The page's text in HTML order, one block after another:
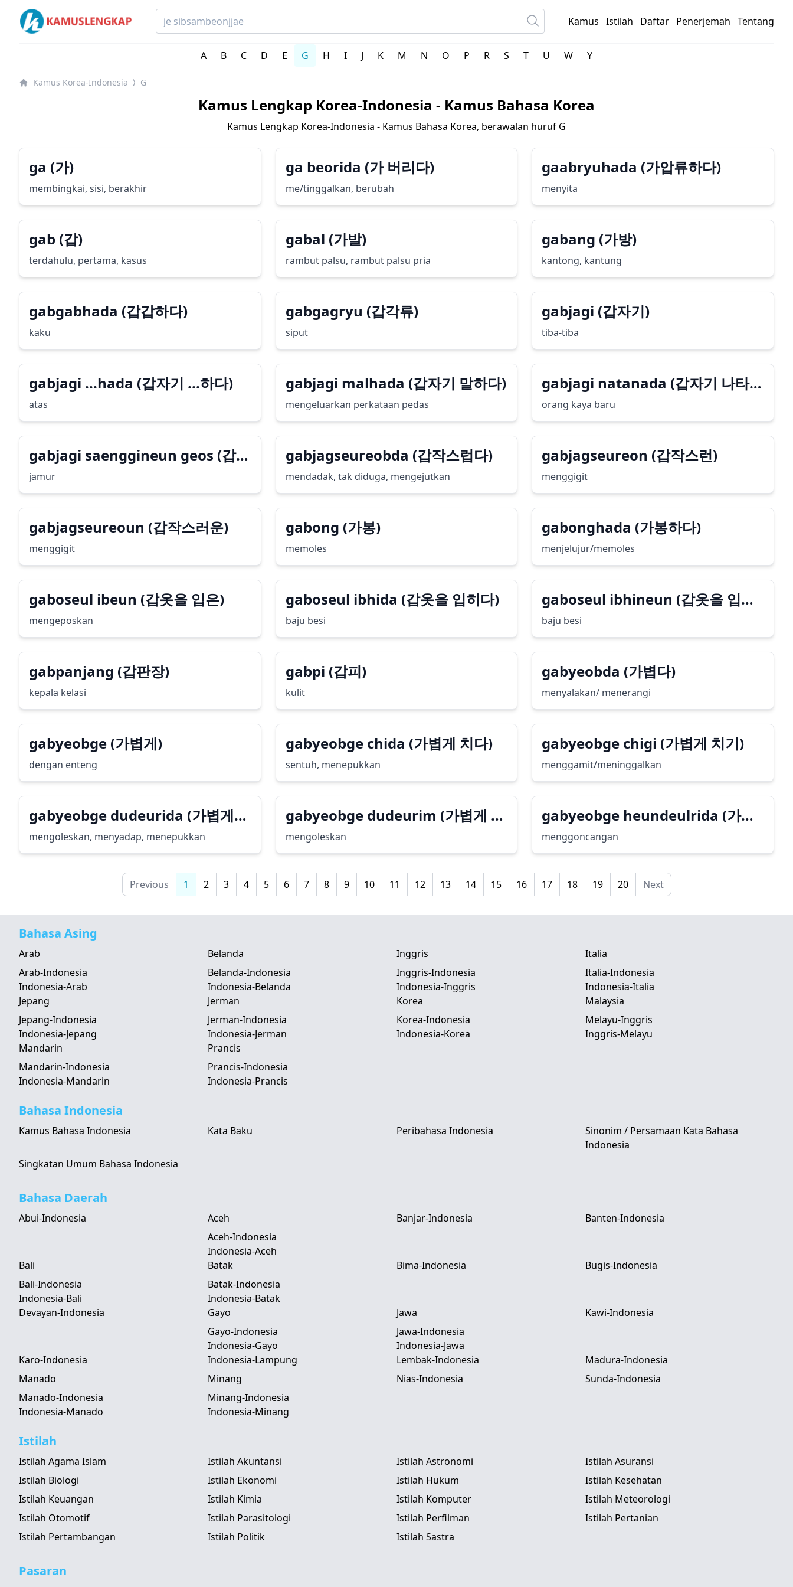
Kamus Lengkap Korea-Indonesia - Kamus Bahasa Korea
Kamus Istilah Daftar Penerjemah Tentang
A B C D E G H I J K M N O P R S T U W Y
Kamus Korea-Indonesia ⟩ G
Kamus Lengkap Korea-Indonesia - Kamus Bahasa Korea
Kamus Lengkap Korea-Indonesia - Kamus Bahasa Korea, berawalan huruf G
ga (가)
membingkai, sisi, berakhir
ga beorida (가 버리다)
me/tinggalkan, berubah
gaabryuhada (가압류하다)
menyita
gab (갑)
terdahulu, pertama, kasus
gabal (가발)
rambut palsu, rambut palsu pria
gabang (가방)
kantong, kantung
gabgabhada (갑갑하다)
kaku
gabgagryu (갑각류)
siput
gabjagi (갑자기)
tiba-tiba
gabjagi ...hada (갑자기 ...하다)
atas
gabjagi malhada (갑자기 말하다)
mengeluarkan perkataan pedas
gabjagi natanada (갑자기 나타나
다)
orang kaya baru
gabjagi saenggineun geos (갑자
기 생기는 것)
jamur
gabjagseureobda (갑작스럽다)
mendadak, tak diduga, mengejutkan
gabjagseureon (갑작스런)
menggigit
gabjagseureoun (갑작스러운)
menggigit
gabong (가봉)
memoles
gabonghada (가봉하다)
menjelujur/memoles
gaboseul ibeun (갑옷을 입은)
mengeposkan
gaboseul ibhida (갑옷을 입히다)
baju besi
gaboseul ibhineun (갑옷을 입히
는)
baju besi
gabpanjang (갑판장)
kepala kelasi
gabpi (갑피)
kulit
gabyeobda (가볍다)
menyalakan/ menerangi
gabyeobge (가볍게)
dengan enteng
gabyeobge chida (가볍게 치다)
sentuh, menepukkan
gabyeobge chigi (가볍게 치기)
menggamit/meninggalkan
gabyeobge dudeurida (가볍게
두드리다)
mengoleskan, menyadap, menepukkan
gabyeobge dudeurim (가볍게 두
드림)
mengoleskan
gabyeobge heundeulrida (가볍
게 흔들리다)
menggoncangan
Previous 1 2 3 4 5 6 7 8 9 10 11 12 13 14 15 16 17 18 19 20 Next
Bahasa Asing
Arab
Arab-Indonesia
Indonesia-Arab
Belanda
Belanda-Indonesia
Indonesia-Belanda
Inggris
Inggris-Indonesia
Indonesia-Inggris
Italia
Italia-Indonesia
Indonesia-Italia
Jepang
Jepang-Indonesia
Indonesia-Jepang
Jerman
Jerman-Indonesia
Indonesia-Jerman
Korea
Korea-Indonesia
Indonesia-Korea
Malaysia
Melayu-Inggris
Inggris-Melayu
Mandarin
Mandarin-Indonesia
Indonesia-Mandarin
Prancis
Prancis-Indonesia
Indonesia-Prancis
Bahasa Indonesia
Kamus Bahasa Indonesia Kata Baku Peribahasa Indonesia
Sinonim / Persamaan Kata Bahasa
Indonesia
Singkatan Umum Bahasa Indonesia
Bahasa Daerah
Abui-Indonesia
Aceh
Aceh-Indonesia
Indonesia-Aceh
Banjar-Indonesia Banten-Indonesia
Bali
Bali-Indonesia
Indonesia-Bali
Batak
Batak-Indonesia
Indonesia-Batak
Bima-Indonesia Bugis-Indonesia
Devayan-Indonesia
Gayo
Gayo-Indonesia
Indonesia-Gayo
Jawa
Jawa-Indonesia
Indonesia-Jawa
Kawi-Indonesia
Karo-Indonesia Indonesia-Lampung Lembak-Indonesia
Madura-Indonesia
Manado
Manado-Indonesia
Indonesia-Manado
Minang
Minang-Indonesia
Indonesia-Minang
Nias-Indonesia Sunda-Indonesia
Istilah
Istilah Agama Islam Istilah Akuntansi Istilah Astronomi
Istilah Asuransi
Istilah Biologi
Istilah Ekonomi Istilah Hukum
Istilah Kesehatan
Istilah Keuangan
Istilah Kimia Istilah Komputer
Istilah Meteorologi
Istilah Otomotif
Istilah Parasitologi Istilah Perfilman
Istilah Pertanian
Istilah Pertambangan
Istilah Politik Istilah Sastra
Pasaran